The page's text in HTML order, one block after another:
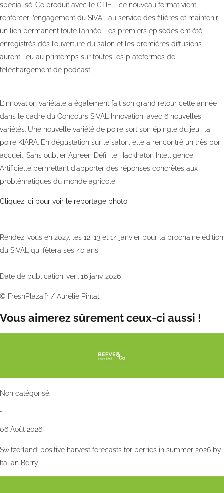
spécialisé. Co produit avec le CTIFL, ce nouveau format vient
renforcer l’engagement du SIVAL au service des filières et maintenir
un lien permanent toute l’année. Les premiers épisodes ont été
enregistrés dès l’ouverture du salon et les premières diffusions
auront lieu au printemps sur toutes les plateformes de
téléchargement de podcast.
L’innovation variétale a également fait son grand retour cette année
dans le cadre du Concours SIVAL Innovation, avec 6 nouvelles
variétés. Une nouvelle variété de poire sort son épingle du jeu : la
poire KIARA. En dégustation sur le salon, elle a rencontré un très bon
accueil. Sans oublier Agreen Défi : le Hackhaton Intelligence
Artificielle permettant d’apporter des réponses concrètes aux
problématiques du monde agricole
Cliquez ici pour voir le reportage photo
Rendez-vous en 2027, les 12, 13 et 14 janvier pour la prochaine édition
du SIVAL qui fêtera ses 40 ans.
Date de publication: ven. 16 janv. 2026
© FreshPlaza.fr / Aurélie Pintat
Vous aimerez sûrement ceux-ci aussi !
Non catégorisé
•
06 Août 2026
Switzerland: positive harvest forecasts for berries in summer 2026 by
Italian Berry